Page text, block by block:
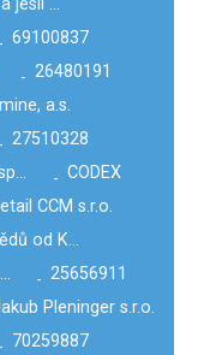
jeslí …
- 69100837
- 26480191
a.s.
- 27510328
- CODEX
CCM s.r.o.
od K…
- 25656911
Pleninger s.r.o.
- 70259887